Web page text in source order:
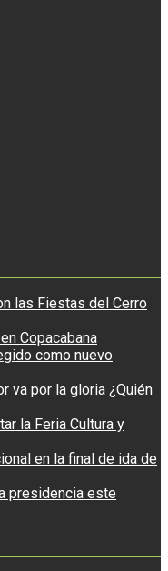
las Fiestas del Cerro
Copacabana
como nuevo
va por la gloria ¿Quién
la Feria Cultura y
en la final de ida de
presidencia este